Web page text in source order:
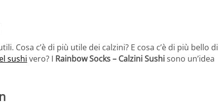
Cosa c’è di più utile dei calzini? E cosa c’è di più bello di
sushi vero? I Rainbow Socks – Calzini Sushisono un’idea